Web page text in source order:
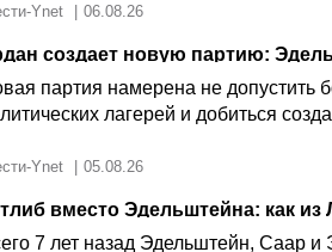
сионистской коалиции
06.08.26
создает новую партию:
партия намерена не допустить
лагерей и добиться
05.08.26
вместо Эдельштейна: как
7 лет назад Эдельштейн, Саар